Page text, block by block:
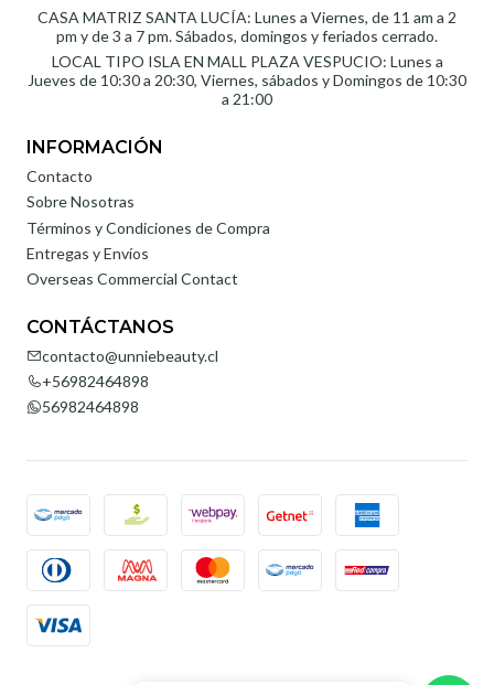
CASA MATRIZ SANTA LUCÍA: Lunes a Viernes, de 11 am a 2
pm y de 3 a 7 pm. Sábados, domingos y feriados cerrado.
LOCAL TIPO ISLA EN MALL PLAZA VESPUCIO: Lunes a
Jueves de 10:30 a 20:30, Viernes, sábados y Domingos de 10:30
a 21:00
INFORMACIÓN
Contacto
Sobre Nosotras
Términos y Condiciones de Compra
Entregas y Envíos
Overseas Commercial Contact
CONTÁCTANOS
contacto@unniebeauty.cl
+56982464898
56982464898